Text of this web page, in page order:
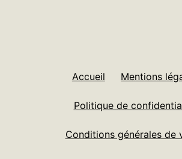
Accueil Mentions
Politique de
Conditions générales de